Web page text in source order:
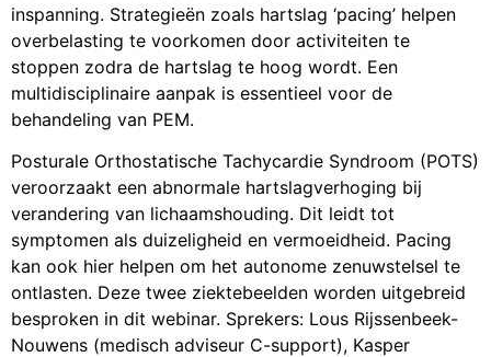
inspanning. Strategieën zoals hartslag ‘pacing’ helpen
overbelasting te voorkomen door activiteiten te
stoppen zodra de hartslag te hoog wordt. Een
multidisciplinaire aanpak is essentieel voor de
behandeling van PEM.
Posturale Orthostatische Tachycardie Syndroom (POTS)
veroorzaakt een abnormale hartslagverhoging bij
verandering van lichaamshouding. Dit leidt tot
symptomen als duizeligheid en vermoeidheid. Pacing
kan ook hier helpen om het autonome zenuwstelsel te
ontlasten. Deze twee ziektebeelden worden uitgebreid
besproken in dit webinar. Sprekers: Lous Rijssenbeek-
Nouwens (medisch adviseur C-support), Kasper